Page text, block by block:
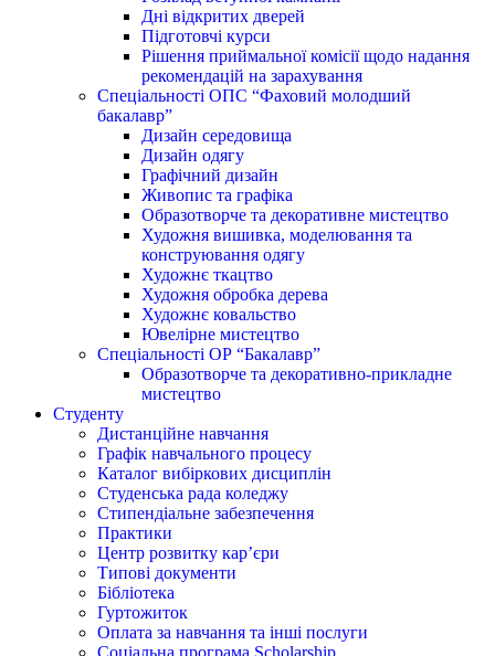
Дні відкритих дверей
Підготовчі курси
Рішення приймальної комісії щодо надання
рекомендацій на зарахування
Спеціальності ОПС “Фаховий молодший
бакалавр”
Дизайн середовища
Дизайн одягу
Графічний дизайн
Живопис та графіка
Образотворче та декоративне мистецтво
Художня вишивка, моделювання та
конструювання одягу
Художнє ткацтво
Художня обробка дерева
Художнє ковальство
Ювелірне мистецтво
Спеціальності ОР “Бакалавр”
Образотворче та декоративно-прикладне
мистецтво
Студенту
Дистанційне навчання
Графік навчального процесу
Каталог вибіркових дисциплін
Студенська рада коледжу
Стипендіальне забезпечення
Практики
Центр розвитку кар’єри
Типові документи
Бібліотека
Гуртожиток
Оплата за навчання та інші послуги
Соціальна програма Scholarship